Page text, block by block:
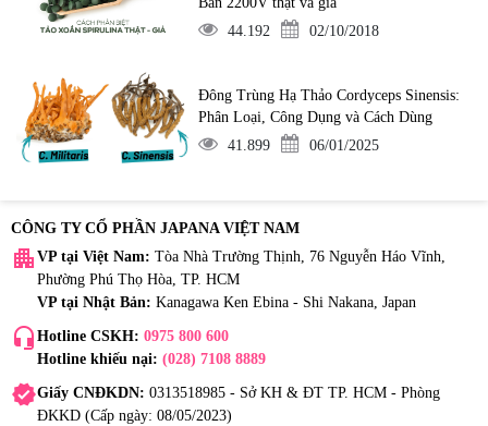
44.192
02/10/2018
Đông Trùng Hạ Thảo Cordyceps Sinensis:
Phân Loại, Công Dụng và Cách Dùng
41.899
06/01/2025
CÔNG TY CỔ PHẦN JAPANA VIỆT NAM
apartment VP tại Việt Nam: Tòa Nhà Trường Thịnh, 76 Nguyễn Háo Vĩnh,
Phường Phú Thọ Hòa, TP. HCM
VP tại Nhật Bản: Kanagawa Ken Ebina - Shi Nakana, Japan
headset_mic Hotline CSKH: 0975 800 600
Hotline khiếu nại: (028) 7108 8889
verifiedGiấy CNĐKDN: 0313518985 - Sở KH & ĐT TP. HCM - Phòng
ĐKKD (Cấp ngày: 08/05/2023)